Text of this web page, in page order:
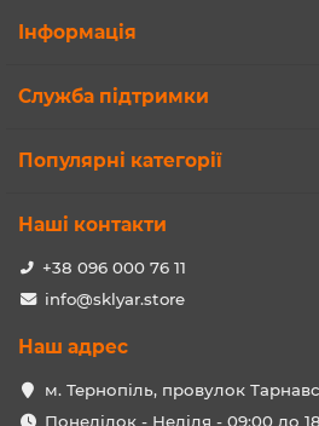
Інформація
Служба підтримки
Популярні категорії
Наші контакти
+38 096 000 76 11
info@sklyar.store
Наш адрес
м. Тернопіль, провулок
Понеділок - Неділя - 09:00 до